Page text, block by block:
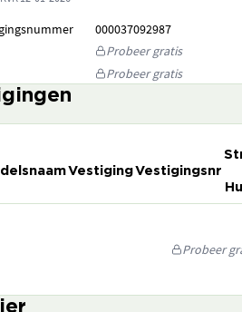
000037092987
Probeer gratis
Probeer gratis
VestigingVestigingsnr
Probeer